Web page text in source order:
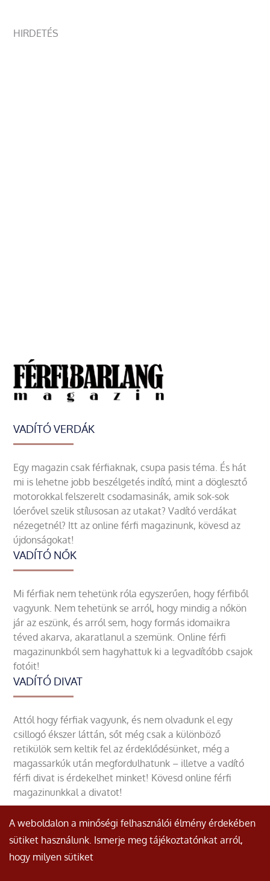
HIRDETÉS
VADÍTÓ VERDÁK
Egy magazin csak férfiaknak, csupa pasis téma. És hát
mi is lehetne jobb beszélgetés indító, mint a döglesztő
motorokkal felszerelt csodamasinák, amik sok-sok
lóerővel szelik stílusosan az utakat? Vadító verdákat
nézegetnél? Itt az online férfi magazinunk, kövesd az
újdonságokat!
VADÍTÓ NŐK
Mi férfiak nem tehetünk róla egyszerűen, hogy férfiből
vagyunk. Nem tehetünk se arról, hogy mindig a nőkön
jár az eszünk, és arról sem, hogy formás idomaikra
téved akarva, akaratlanul a szemünk. Online férfi
magazinunkból sem hagyhattuk ki a legvadítóbb csajok
fotóit!
VADÍTÓ DIVAT
Attól hogy férfiak vagyunk, és nem olvadunk el egy
csillogó ékszer láttán, sőt még csak a különböző
retikülök sem keltik fel az érdeklődésünket, még a
magassarkúk után megfordulhatunk – illetve a vadító
férfi divat is érdekelhet minket! Kövesd online férfi
magazinunkkal a divatot!
© Minden jog fenntartva.
A weboldalon a minőségi felhasználói élmény érdekében
sütiket használunk. Ismerje meg tájékoztatónkat arról,
hogy milyen sütiket